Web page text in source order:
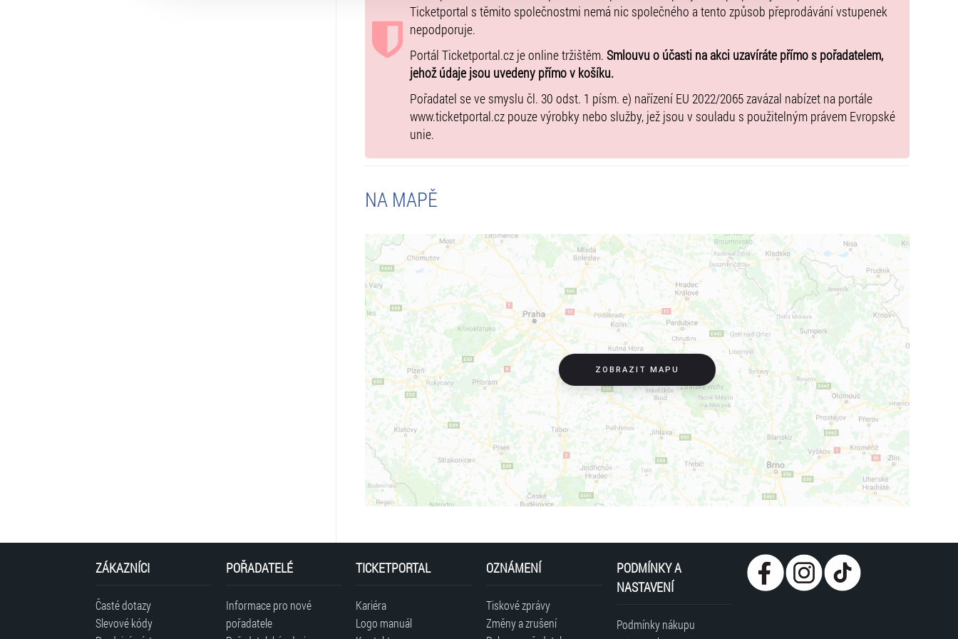
oskenovaným průkazem ZTP/P.
Ticketportal s těmito společnostmi nemá nic společného a tento způsob přeprodávání vstupenek
nepodporuje.
Portál Ticketportal.cz je online tržištěm. Smlouvu o účasti na akci uzavíráte přímo s pořadatelem,
jehož údaje jsou uvedeny přímo v košíku.
Pořadatel se ve smyslu čl. 30 odst. 1 písm. e) nařízení EU 2022/2065 zavázal nabízet na portále
www.ticketportal.cz pouze výrobky nebo služby, jež jsou v souladu s použitelným právem Evropské
unie.
NA MAPĚ
ZOBRAZIT MAPU
ZÁKAZNÍCI
Časté dotazy
Slevové kódy
POŘADATELÉ
Informace pro nové
pořadatele
TICKETPORTAL
Kariéra
Logo manuál
OZNÁMENÍ
Tiskové zprávy
Změny a zrušení
PODMÍNKY A
NASTAVENÍ
Podmínky nákupu